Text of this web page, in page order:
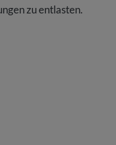
zu entlasten.